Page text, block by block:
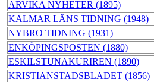
ARVIKA NYHETER (1895)
KALMAR LÄNS TIDNING (1948)
NYBRO TIDNING (1931)
ENKÖPINGSPOSTEN (1880)
ESKILSTUNAKURIREN (1890)
KRISTIANSTADSBLADET (1856)